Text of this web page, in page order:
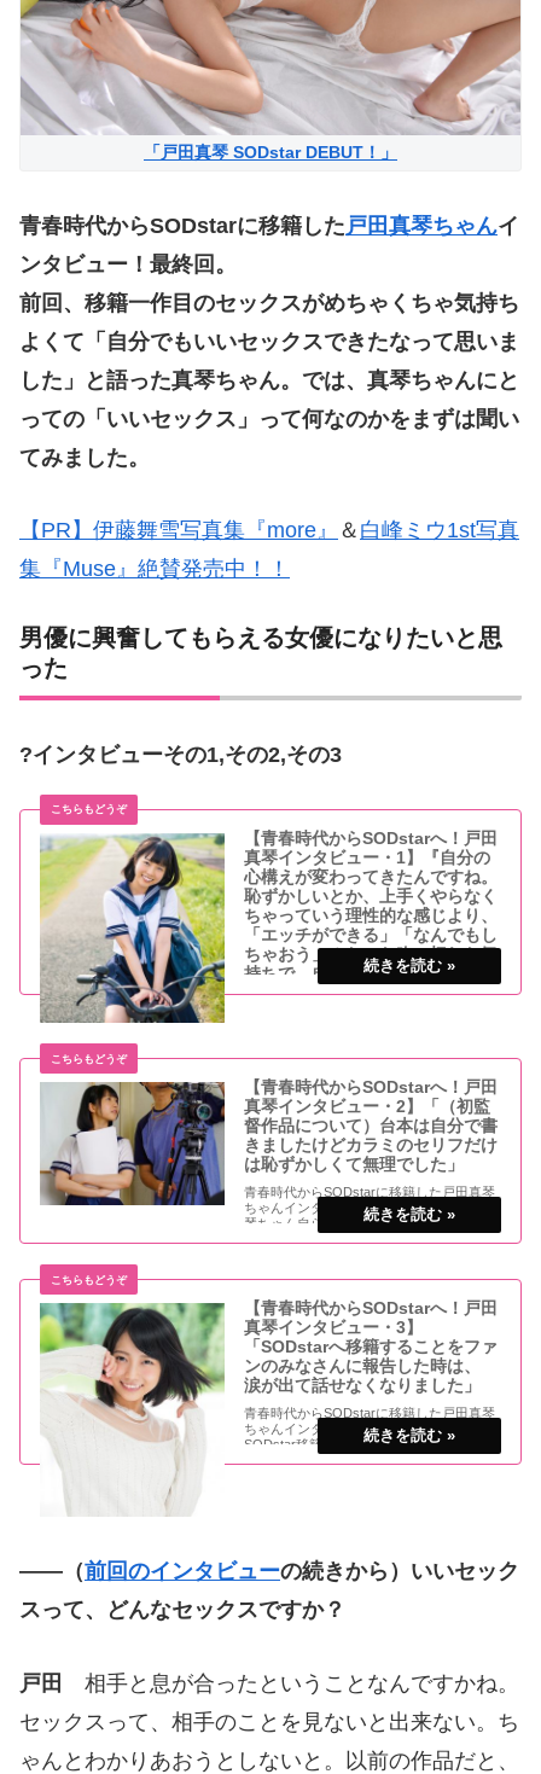
「戸田真琴 SODstar DEBUT！」
青春時代からSODstarに移籍した 戸田真琴ちゃんイ
ンタビュー！最終回。
前回、移籍一作目のセックスがめちゃくちゃ気持ち
よくて「自分でもいいセックスできたなって思いま
した」と語った真琴ちゃん。では、真琴ちゃんにと
っての「いいセックス」って何なのかをまずは聞い
てみました。
【PR】伊藤舞雪写真集『more』 ＆ 白峰ミウ1st写真
集『Muse』絶賛発売中！！
男優に興奮してもらえる女優になりたいと思
った
?インタビューその1,その2,その3
【青春時代からSODstarへ！戸田
真琴インタビュー・1】『自分の
心構えが変わってきたんですね。
恥ずかしいとか、上手くやらなく
ちゃっていう理性的な感じより、
「エッチができる」「なんでもし
ちゃおう」みたいな吹っ切れた気
持ちで、自分から積極的になれま
した』
月に一度の撮影でしかエッチをしないので
楽しみ
【青春時代からSODstarへ！戸田
真琴インタビュー・2】「（初監
督作品について）台本は自分で書
きましたけどカラミのセリフだけ
は恥ずかしくて無理でした」
青春時代からSODstarに移籍した戸田真琴
ちゃんインタビュー！その2。 今回は、真
琴ちゃん自ら監督したという5作目にし
【青春時代からSODstarへ！戸田
真琴インタビュー・3】
「SODstarへ移籍することをファ
ンのみなさんに報告した時は、
涙が出て話せなくなりました」
青春時代からSODstarに移籍した戸田真琴
ちゃんインタビュー！その3。 いよいよ
SODstar移籍作の話に突入！ 撮影直前に
——（前回のインタビューの続きから）いいセック
スって、どんなセックスですか？
戸田
相手と息が合ったということなんですかね。
セックスって、相手のことを見ないと出来ない。ち
ゃんとわかりあおうとしないと。以前の作品だと、